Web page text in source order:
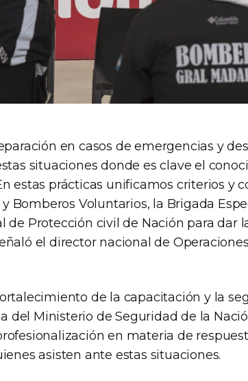
en casos de emergencias y
situaciones donde es clave el
estas prácticas unificamos criterios y
Bomberos Voluntarios, la Brigada
de Protección civil de Nación para dar
el director nacional de
de la capacitación y la
del Ministerio de Seguridad de la
en materia de
asisten ante estas situaciones.